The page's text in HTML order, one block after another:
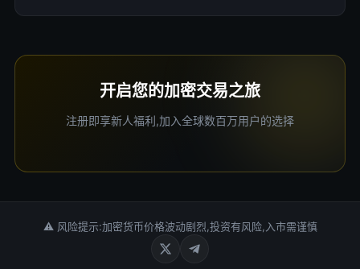
开启您的加密交易之旅
注册即享新人福利,加入全球数百万用户的选择
⚠ 风险提示:加密货币价格波动剧烈,投资有风险,入市需谨慎